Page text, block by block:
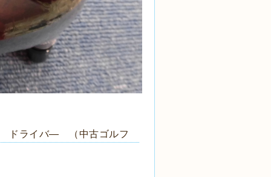
ライバ― （中古ゴルフ